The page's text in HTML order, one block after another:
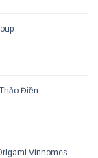
Điền
Vinhomes